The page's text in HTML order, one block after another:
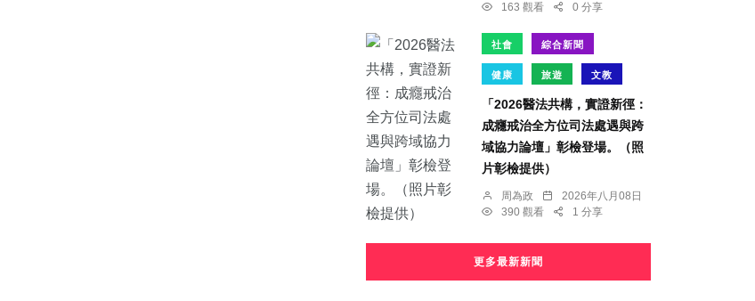
163 觀看
0 分享
社會 綜合新聞
健康 旅遊 文教
「2026醫法共構，實證新徑：
成癮戒治全方位司法處遇與跨
域協力論壇」彰檢登場。（照
片彰檢提供）
周為政
2026年八月08日
390 觀看
1 分享
更多最新新聞